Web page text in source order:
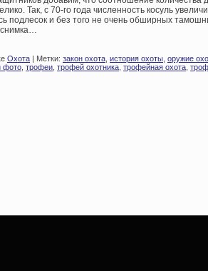
Так, с 70-го года численность косуль
подлесок и без того не очень обширных
Охота | Метки: закон охота история охоты оружие
фото трофеи трофей охотника трофейная охота